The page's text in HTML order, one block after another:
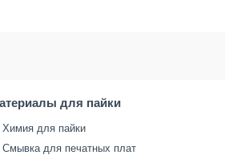
для пайки
Химия для пайки
Смывка для печатных плат